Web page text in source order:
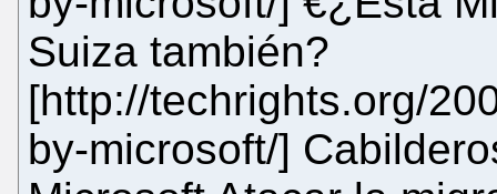
Suiza también?
[http://techrights.org/
by-microsoft/]